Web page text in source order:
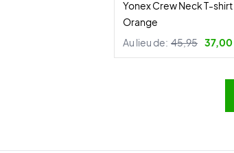
Yonex Crew Neck T-
Orange
Au lieu de: 45,95 37,00